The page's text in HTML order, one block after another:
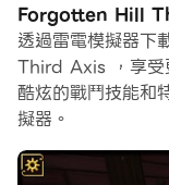
Forgotten Hill
透過雷電模擬器
Third Axis ，享受
酷炫的戰鬥技能和
擬器。